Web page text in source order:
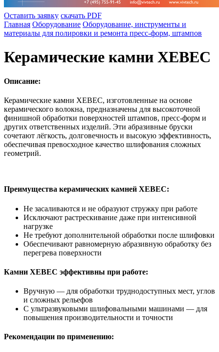
Оставить заявку скачать PDF
Главная Оборудование Оборудование, инструменты и
материалы для полировки и ремонта пресс-форм, штампов
Керамические камни XEBEC
Описание:
Керамические камни XEBEC, изготовленные на основе
керамического волокна, предназначены для высокоточной
финишной обработки поверхностей штампов, пресс-форм и
других ответственных изделий. Эти абразивные бруски
сочетают лёгкость, долговечность и высокую эффективность,
обеспечивая превосходное качество шлифования сложных
геометрий.
Преимущества керамических камней XEBEC:
Не засаливаются и не образуют стружку при работе
Исключают растрескивание даже при интенсивной
нагрузке
Не требуют дополнительной обработки после шлифовки
Обеспечивают равномерную абразивную обработку без
перегрева поверхности
Камни XEBEC эффективны при работе:
Вручную — для обработки труднодоступных мест, углов
и сложных рельефов
С ультразвуковыми шлифовальными машинами — для
повышения производительности и точности
Рекомендации по применению: